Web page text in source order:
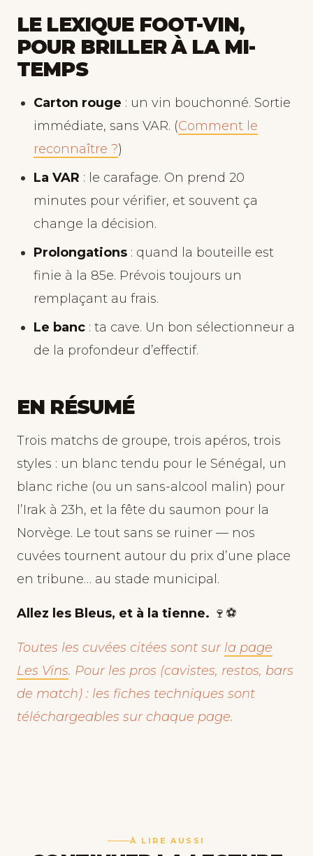
LE LEXIQUE FOOT-VIN,
POUR BRILLER À LA MI-
TEMPS
Carton rouge : un vin bouchonné. Sortie
immédiate, sans VAR. (Comment le
reconnaître ?)
La VAR : le carafage. On prend 20
minutes pour vérifier, et souvent ça
change la décision.
Prolongations : quand la bouteille est
finie à la 85e. Prévois toujours un
remplaçant au frais.
Le banc : ta cave. Un bon sélectionneur a
de la profondeur d’effectif.
EN RÉSUMÉ
Trois matchs de groupe, trois apéros, trois
styles : un blanc tendu pour le Sénégal, un
blanc riche (ou un sans-alcool malin) pour
l’Irak à 23h, et la fête du saumon pour la
Norvège. Le tout sans se ruiner — nos
cuvées tournent autour du prix d’une place
en tribune… au stade municipal.
Allez les Bleus, et à la tienne. 🍷⚽
Toutes les cuvées citées sont sur la page
Les Vins. Pour les pros (cavistes, restos, bars
de match) : les fiches techniques sont
téléchargeables sur chaque page.
À LIRE AUSSI